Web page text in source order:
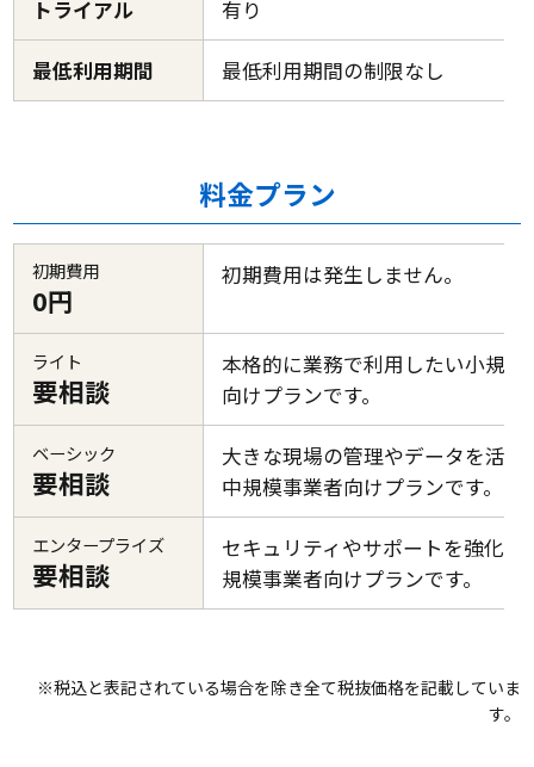
トライアル 有り
最低利用期間 最低利用期間の制限なし
料金プラン
初期費用
0円
初期費用は発生しません。
ライト
要相談
本格的に業務で利用したい小規模
向けプランです。
ベーシック
要相談
大きな現場の管理やデータを活用
中規模事業者向けプランです。
エンタープライズ
要相談
セキュリティやサポートを強化し
規模事業者向けプランです。
※税込と表記されている場合を除き全て税抜価格を記載していま
す。